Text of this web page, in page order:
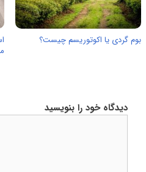
بوم گردی یا اکوتوریسم چیست؟
دیدگاه خود را بنویسید